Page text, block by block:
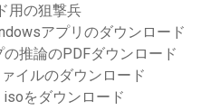
用の狙撃兵
アプリのダウンロード
推論のPDFダウンロード
イルのダウンロード
isoをダウンロード